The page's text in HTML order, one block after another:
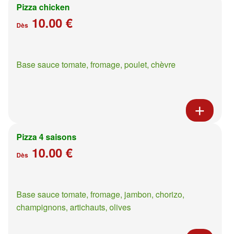
Pizza chicken
Dès 10.00 €
Base sauce tomate, fromage, poulet, chèvre
Pizza 4 saisons
Dès 10.00 €
Base sauce tomate, fromage, jambon, chorizo,
champignons, artichauts, olives